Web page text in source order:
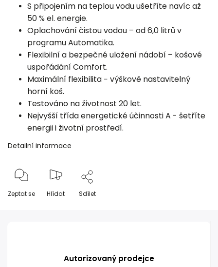
S připojením na teplou vodu ušetříte navíc až
50 % el. energie.
Oplachování čistou vodou – od 6,0 litrů v
programu Automatika.
Flexibilní a bezpečné uložení nádobí – košové
uspořádání Comfort.
Maximální flexibilita − výškově nastavitelný
horní koš.
Testováno na životnost 20 let.
Nejvyšší třída energetické účinnosti A - šetříte
energii i životní prostředí.
Detailní informace
Zeptat se Hlídat Sdílet
Autorizovaný prodejce